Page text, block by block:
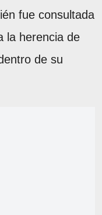
fue consultada
la herencia de
de su